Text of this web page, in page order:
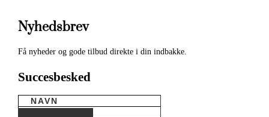
Nyhedsbrev
Få nyheder og gode tilbud direkte i din indbakke.
Succesbesked